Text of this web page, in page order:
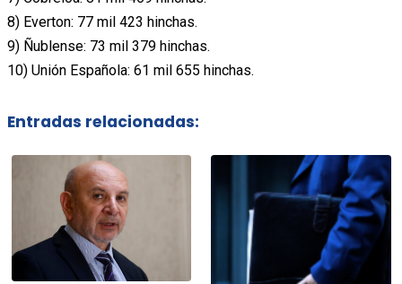
8) Everton: 77 mil 423 hinchas.
9) Ñublense: 73 mil 379 hinchas.
10) Unión Española: 61 mil 655 hinchas.
Entradas relacionadas: